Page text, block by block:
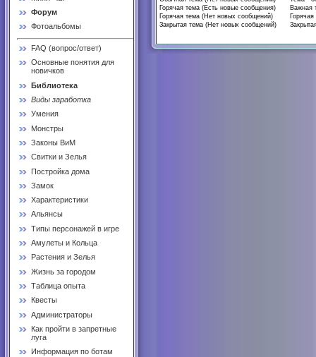
Форум
Фотоальбомы
FAQ (вопрос/ответ)
Основные понятия для
новичков
Библиотека
Виды заработка
Умения
Монстры
Законы ВиМ
Свитки и Зелья
Постройка дома
Замок
Характеристики
Альянсы
Типы персонажей в игре
Амулеты и Кольца
Растения и Зелья
Жизнь за городом
Таблица опыта
Квесты
Администраторы
Как пройти в запретные
луга
Информация по ботам
Горячая тема (Есть новые сообщения)
Важная
Горячая тема (Нет новых сообщений)
Горячая
Закрытая тема (Нет новых сообщений)